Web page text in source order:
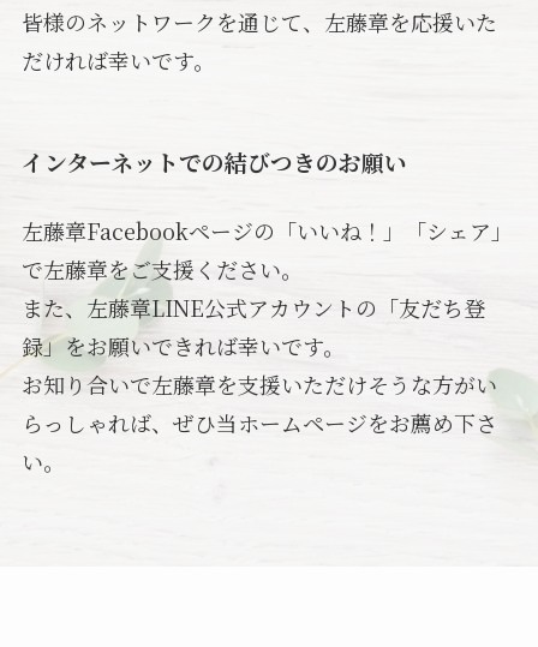
皆様のネットワークを通じて、左藤章を応援いた
だければ幸いです。
インターネットでの結びつきのお願い
左藤章Facebookページの「いいね！」「シェア」
で左藤章をご支援ください。
また、左藤章LINE公式アカウントの「友だち登
録」をお願いできれば幸いです。
お知り合いで左藤章を支援いただけそうな方がい
らっしゃれば、ぜひ当ホームページをお薦め下さ
い。